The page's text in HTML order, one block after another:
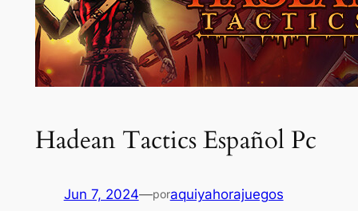
Hadean Tactics Español Pc
Jun 7, 2024—poraquiyahorajuegos